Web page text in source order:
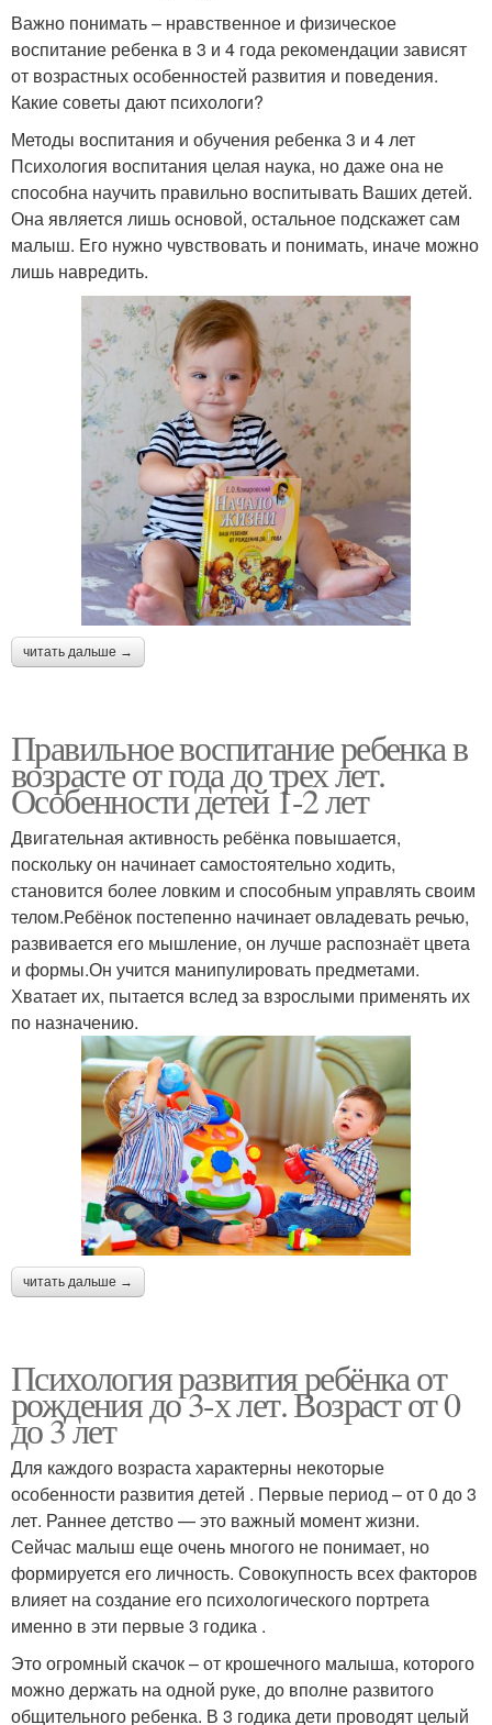
Важно понимать – нравственное и физическое
воспитание ребенка в 3 и 4 года рекомендации зависят
от возрастных особенностей развития и поведения.
Какие советы дают психологи?
Методы воспитания и обучения ребенка 3 и 4 лет
Психология воспитания целая наука, но даже она не
способна научить правильно воспитывать Ваших детей.
Она является лишь основой, остальное подскажет сам
малыш. Его нужно чувствовать и понимать, иначе можно
лишь навредить.
читать дальше →
Правильное воспитание ребенка в
возрасте от года до трех лет.
Особенности детей 1-2 лет
Двигательная активность ребёнка повышается,
поскольку он начинает самостоятельно ходить,
становится более ловким и способным управлять своим
телом.Ребёнок постепенно начинает овладевать речью,
развивается его мышление, он лучше распознаёт цвета
и формы.Он учится манипулировать предметами.
Хватает их, пытается вслед за взрослыми применять их
по назначению.
читать дальше →
Психология развития ребёнка от
рождения до 3-х лет. Возраст от 0
до 3 лет
Для каждого возраста характерны некоторые
особенности развития детей . Первые период – от 0 до 3
лет. Раннее детство — это важный момент жизни.
Сейчас малыш еще очень многого не понимает, но
формируется его личность. Совокупность всех факторов
влияет на создание его психологического портрета
именно в эти первые 3 годика .
Это огромный скачок – от крошечного малыша, которого
можно держать на одной руке, до вполне развитого
общительного ребенка. В 3 годика дети проводят целый